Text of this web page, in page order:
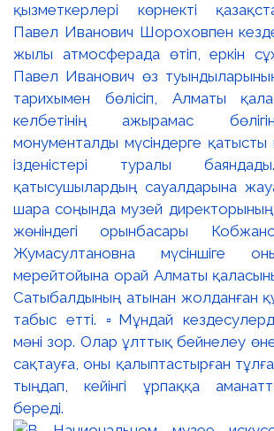
қызметкерлері көрнекті
Павел Иванович Шороховпен
жылы атмосферада өтіп, еркін
Павел Иванович өз
тарихымен бөлісіп, Алматы
келбетінің ажырамас
монументалды мүсіндерге
ізденістері туралы
қатысушылардың сауалдарына
шара соңында музей
жөніндегі орынбасары
Жумасултановна
мерейтойына орай Алматы
Сатыбалдының атынан жолданған
табыс етті. ▫️Мұндай
мәні зор. Олар ұлттық бейнелеу
сақтауға, оны қалыптастырған
тыңдап, кейінгі ұрпаққа
береді.